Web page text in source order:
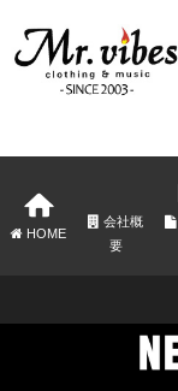
HOME
会社概
要